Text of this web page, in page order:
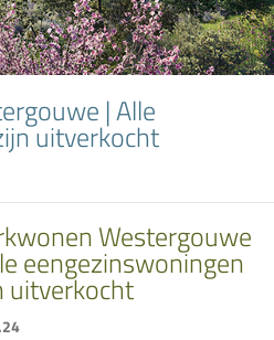
| Alle
uitverkocht
Westergouwe
eengezinswoningen
uitverkocht